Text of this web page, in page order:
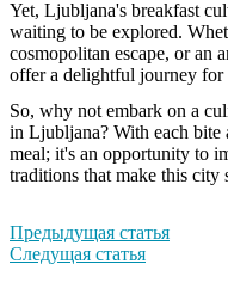
Yet, Ljubljana's breakfast
waiting to be explored.
cosmopolitan escape, or an
offer a delightful journey for
So, why not embark on a
in Ljubljana? With each bite
meal; it's an opportunity to
traditions that make this city
Предыдущая статья
Следущая статья